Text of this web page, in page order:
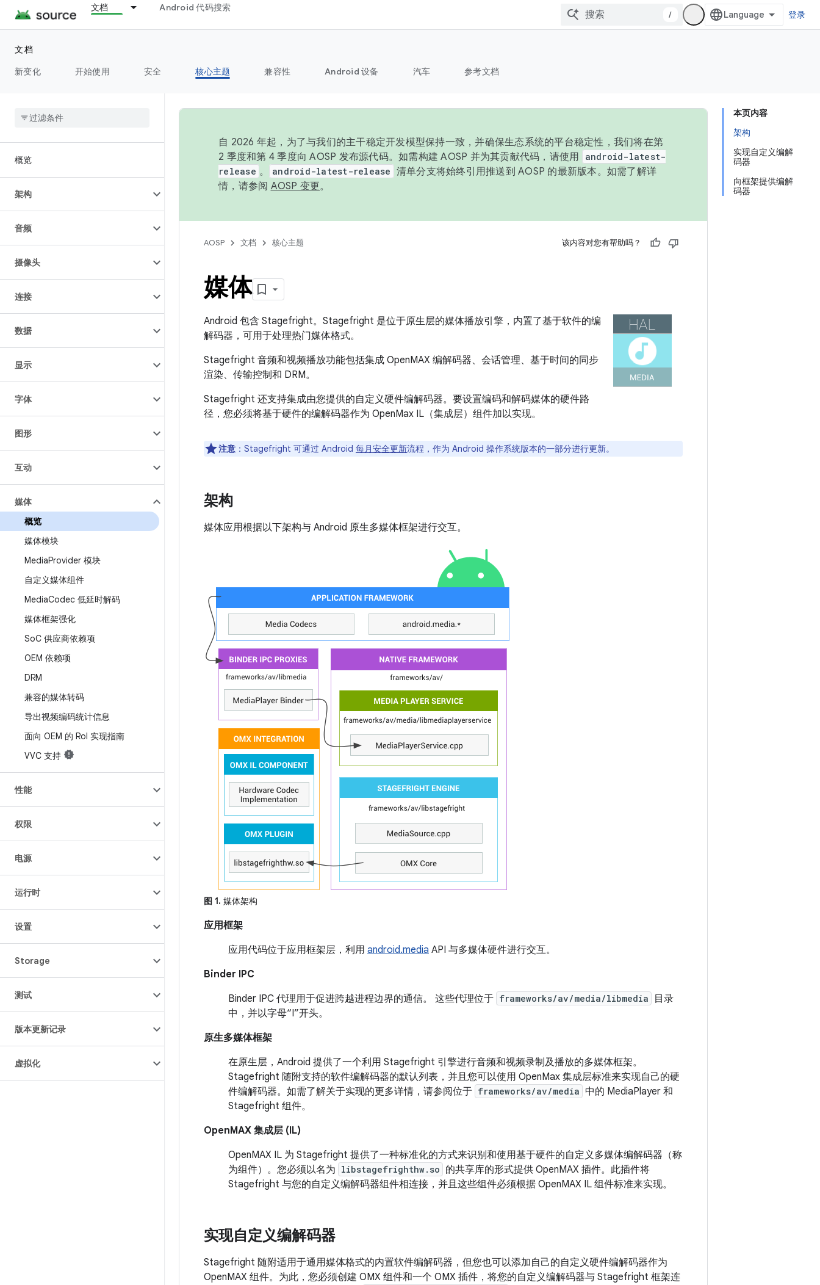
文档 Android 代码搜索
/ 登录
文档
新变化
开始使用 安全 核心主题 兼容性 Android 设备 汽车 参考文档
概览
架构
音频
摄像头
连接
数据
显示
字体
图形
互动
媒体
概览
媒体模块
MediaProvider 模块
自定义媒体组件
MediaCodec 低延时解码
媒体框架强化
SoC 供应商依赖项
OEM 依赖项
DRM
兼容的媒体转码
导出视频编码统计信息
面向 OEM 的 RoI 实现指南
VVC 支持
性能
权限
电源
运行时
设置
Storage
测试
版本更新记录
虚拟化
本页内容
架构
实现自定义编解
码器
向框架提供编解
码器
自 2026 年起，为了与我们的主干稳定开发模型保持一致，并确保生态系统的平台稳定性，我们将在第
2 季度和第 4 季度向 AOSP 发布源代码。如需构建 AOSP 并为其贡献代码，请使用
android-latest-
release 。 android-latest-release 清单分支将始终引用推送到 AOSP 的最新版本。如需了解详
情，请参阅 AOSP 变更。
AOSP 文档 核心主题 该内容对您有帮助吗？
媒体
Android 包含 Stagefright。Stagefright 是位于原生层的媒体播放引擎，内置了基于软件的编
解码器，可用于处理热门媒体格式。
Stagefright 音频和视频播放功能包括集成 OpenMAX 编解码器、会话管理、基于时间的同步
渲染、传输控制和 DRM。
Stagefright 还支持集成由您提供的自定义硬件编解码器。要设置编码和解码媒体的硬件路
径，您必须将基于硬件的编解码器作为 OpenMax IL（集成层）组件加以实现。
注意 ：Stagefright 可通过 Android 每月安全更新流程，作为 Android 操作系统版本的一部分进行更新。
架构
媒体应用根据以下架构与 Android 原生多媒体框架进行交互。
图 1. 媒体架构
应用框架
应用代码位于应用框架层，利用 android.media API 与多媒体硬件进行交互。
Binder IPC
Binder IPC 代理用于促进跨越进程边界的通信。 这些代理位于 frameworks/av/media/libmedia
目录
中，并以字母“I”开头。
原生多媒体框架
在原生层，Android 提供了一个利用 Stagefright 引擎进行音频和视频录制及播放的多媒体框架。
Stagefright 随附支持的软件编解码器的默认列表，并且您可以使用 OpenMax 集成层标准来实现自己的硬
件编解码器。如需了解关于实现的更多详情，请参阅位于 frameworks/av/media 中的 MediaPlayer 和
Stagefright 组件。
OpenMAX 集成层 (IL)
OpenMAX IL 为 Stagefright 提供了一种标准化的方式来识别和使用基于硬件的自定义多媒体编解码器（称
为组件）。您必须以名为 libstagefrighthw.so 的共享库的形式提供 OpenMAX 插件。此插件将
Stagefright 与您的自定义编解码器组件相连接，并且这些组件必须根据 OpenMAX IL 组件标准来实现。
实现自定义编解码器
Stagefright 随附适用于通用媒体格式的内置软件编解码器，但您也可以添加自己的自定义硬件编解码器作为
OpenMAX 组件。为此，您必须创建 OMX 组件和一个 OMX 插件，将您的自定义编解码器与 Stagefright 框架连